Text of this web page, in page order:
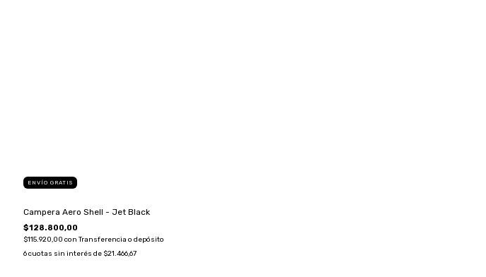
ENVÍO GRATIS
Campera Aero Shell - Jet Black
$128.800,00
$115.920,00 con Transferencia o depósito
6 cuotas sin interés de $21.466,67